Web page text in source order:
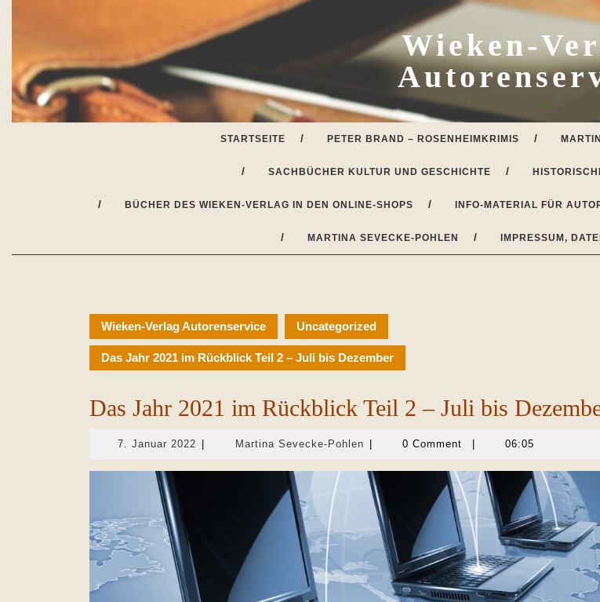
Wieken-
STARTSEITE PETER BRAND – ROSENHEIMKRIMIS
SACHBÜCHER KULTUR UND GESCHICHTE
BÜCHER DES WIEKEN-VERLAG IN DEN ONLINE-SHOPS INFO-MATERIAL FÜR
MARTINA SEVECKE-POHLEN IMPRESSUM,
Wieken-Verlag Autorenservice Uncategorized
Das Jahr 2021 im Rückblick Teil 2 – Juli bis Dezember
Das Jahr 2021 im Rückblick Teil 2 – Juli bis
7. Januar 2022 7.
2022
Martina Sevecke-PohlenMartina
Pohlen
0 Comment 06:05